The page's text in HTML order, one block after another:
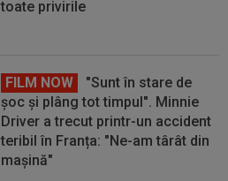
toate privirile
FILM NOW
"Sunt în stare de
șoc și plâng tot timpul". Minnie
Driver a trecut printr-un accident
teribil în Franța: "Ne-am târât din
mașină"